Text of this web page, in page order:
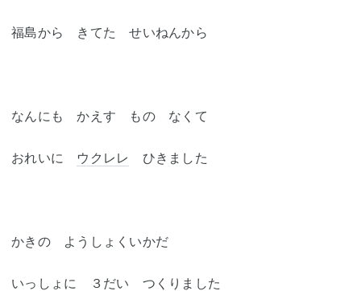
福島から きてた せいねんから
なんにも かえす もの なくて
おれいに ウクレレ ひきました
かきの ようしょくいかだ
いっしょに ３だい つくりました